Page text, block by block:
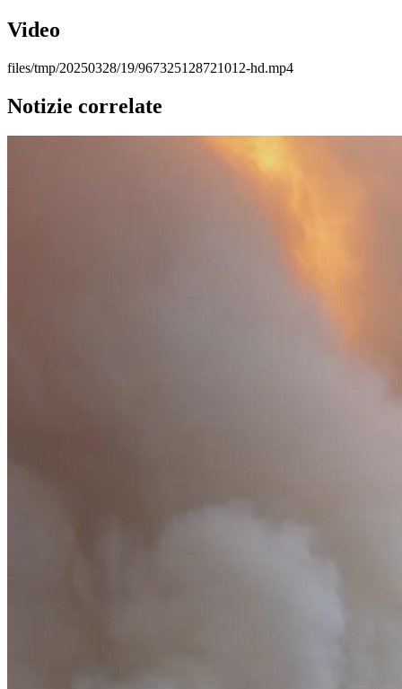
Video
files/tmp/20250328/19/967325128721012-hd.mp4
Notizie correlate